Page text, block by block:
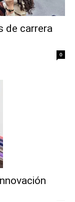
de carrera
0